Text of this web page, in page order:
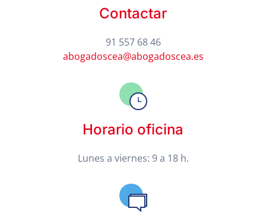
Contactar
91 557 68 46
abogadoscea@abogadoscea.es
Horario oficina
Lunes a viernes: 9 a 18 h.